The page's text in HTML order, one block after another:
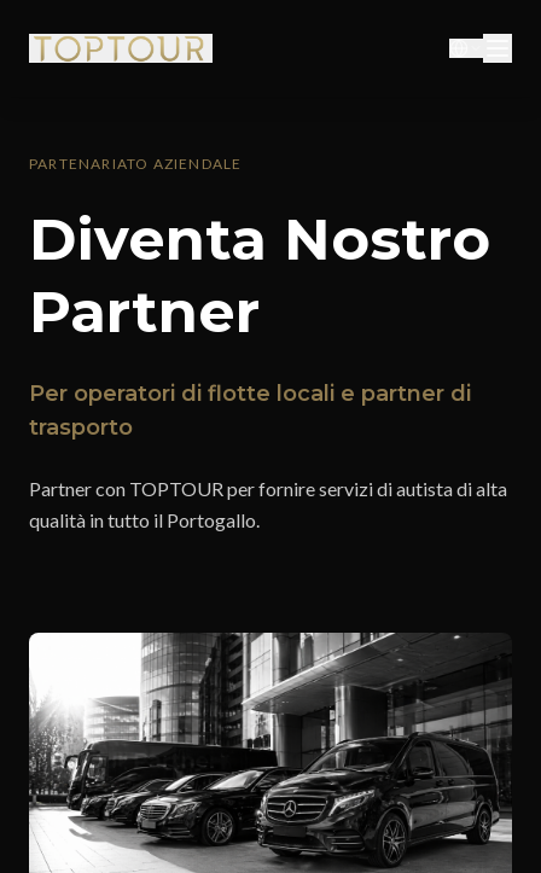
PARTENARIATO AZIENDALE
Diventa Nostro
Partner
Per operatori di flotte locali e partner di
trasporto
Partner con TOPTOUR per fornire servizi di autista di alta
qualità in tutto il Portogallo.